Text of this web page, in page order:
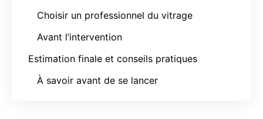
Choisir un professionnel du vitrage
Avant l’intervention
Estimation finale et conseils pratiques
À savoir avant de se lancer